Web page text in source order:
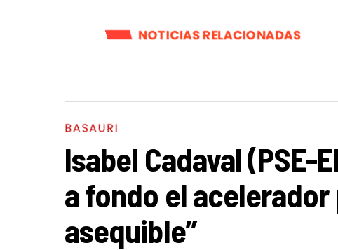
NOTICIAS RELACIONADAS
BASAURI
Isabel Cadaval (PSE-
a fondo el
asequible”